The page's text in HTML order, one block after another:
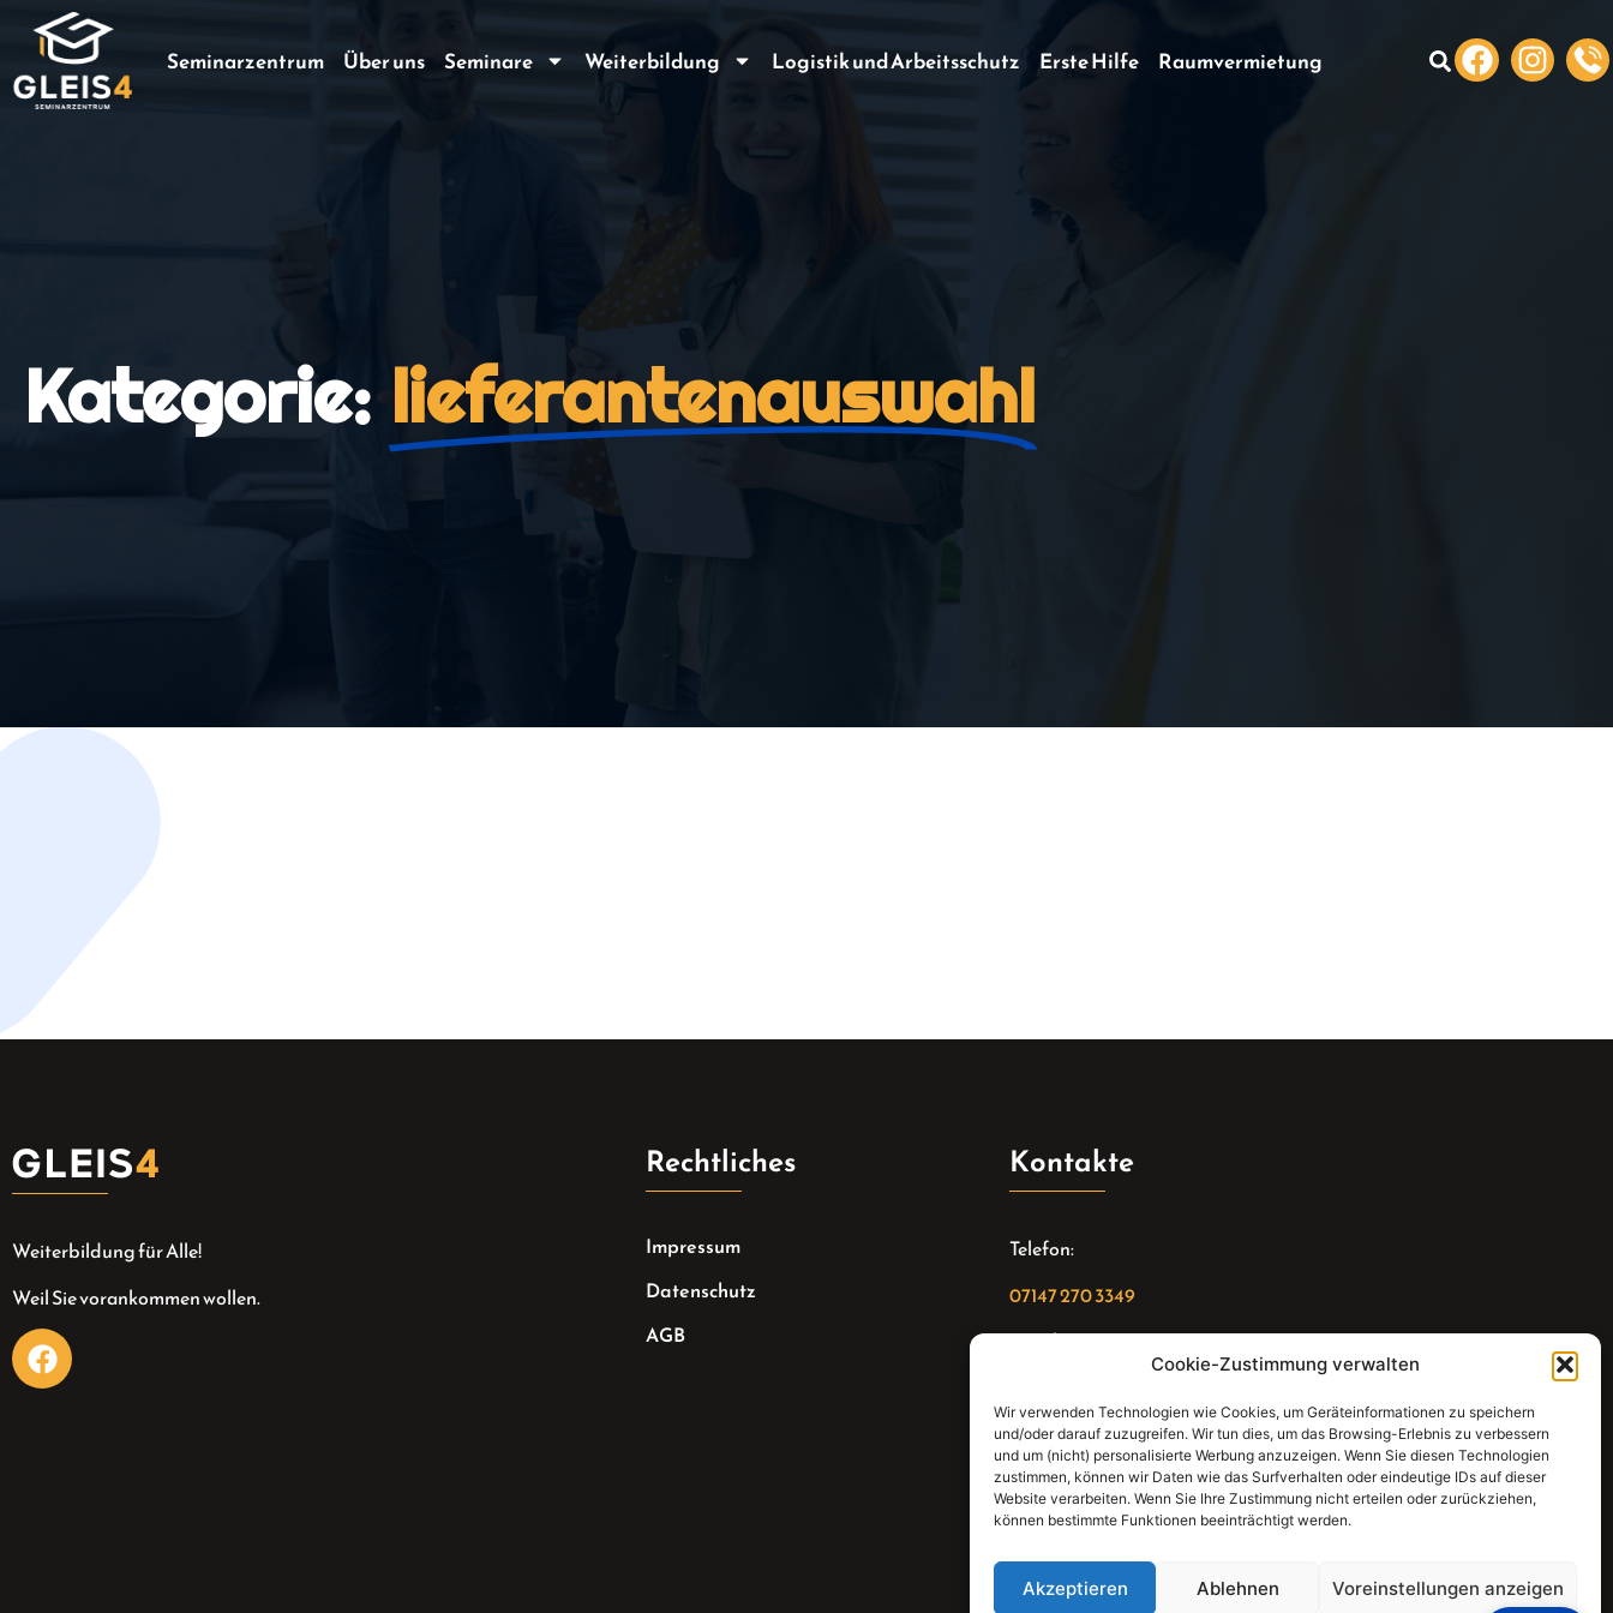
Cookie-Zustimmung verwalten
Wir verwenden Technologien wie Cookies, um Geräteinformationen zu speichern
und/oder darauf zuzugreifen. Wir tun dies, um das Browsing-Erlebnis zu verbessern
und um (nicht) personalisierte Werbung anzuzeigen. Wenn Sie diesen Technologien
zustimmen, können wir Daten wie das Surfverhalten oder eindeutige IDs auf dieser
Website verarbeiten. Wenn Sie Ihre Zustimmung nicht erteilen oder zurückziehen,
können bestimmte Funktionen beeinträchtigt werden.
Akzeptieren Ablehnen Voreinstellungen anzeigen
Seminarzentrum Über uns Seminare Weiterbildung Logistik und Arbeitsschutz Erste Hilfe Raumvermietung
Kategorie: lieferantenauswahl
Weiterbildung für Alle!
Weil Sie vorankommen wollen.
Rechtliches
Impressum
Datenschutz
AGB
Kontakte
Telefon:
07147 270 3349
Email:
Adresse:
Bahnhofstraße 21, 74343 Sachsenheim